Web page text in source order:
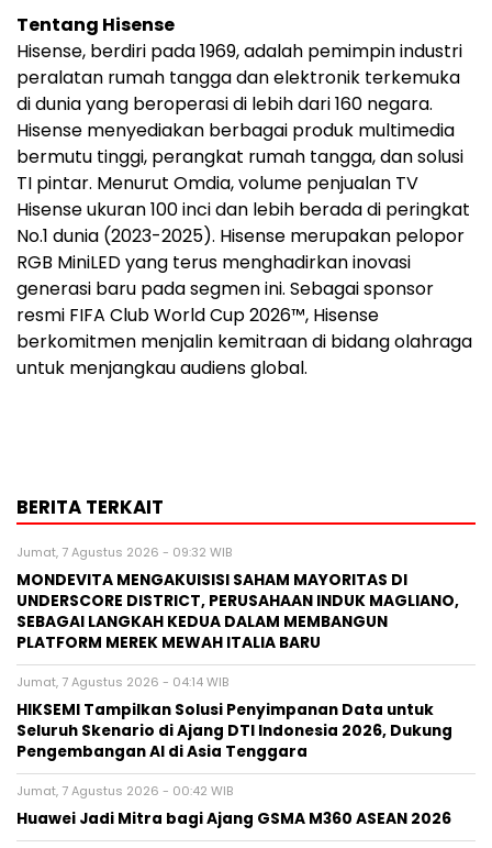
Tentang Hisense
Hisense, berdiri pada 1969, adalah pemimpin industri
peralatan rumah tangga dan elektronik terkemuka
di dunia yang beroperasi di lebih dari 160 negara.
Hisense menyediakan berbagai produk multimedia
bermutu tinggi, perangkat rumah tangga, dan solusi
TI pintar. Menurut Omdia, volume penjualan TV
Hisense ukuran 100 inci dan lebih berada di peringkat
No.1 dunia (2023-2025). Hisense merupakan pelopor
RGB MiniLED yang terus menghadirkan inovasi
generasi baru pada segmen ini. Sebagai sponsor
resmi FIFA Club World Cup 2026™, Hisense
berkomitmen menjalin kemitraan di bidang olahraga
untuk menjangkau audiens global.
BERITA TERKAIT
Jumat, 7 Agustus 2026 - 09:32 WIB
MONDEVITA MENGAKUISISI SAHAM MAYORITAS DI
UNDERSCORE DISTRICT, PERUSAHAAN INDUK MAGLIANO,
SEBAGAI LANGKAH KEDUA DALAM MEMBANGUN
PLATFORM MEREK MEWAH ITALIA BARU
Jumat, 7 Agustus 2026 - 04:14 WIB
HIKSEMI Tampilkan Solusi Penyimpanan Data untuk
Seluruh Skenario di Ajang DTI Indonesia 2026, Dukung
Pengembangan AI di Asia Tenggara
Jumat, 7 Agustus 2026 - 00:42 WIB
Huawei Jadi Mitra bagi Ajang GSMA M360 ASEAN 2026